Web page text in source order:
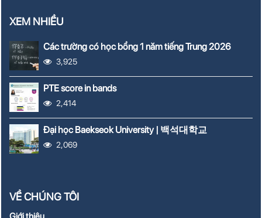
XEM NHIỀU
Các trường có học bổng 1 năm tiếng Trung 2026
3,925
PTE score in bands
2,414
Đại học Baekseok University | 백석대학교
2,069
VỀ CHÚNG TÔI